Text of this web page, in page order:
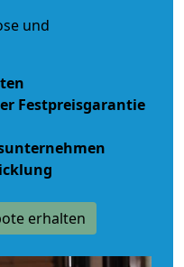
und
Festpreisgarantie
erhalten